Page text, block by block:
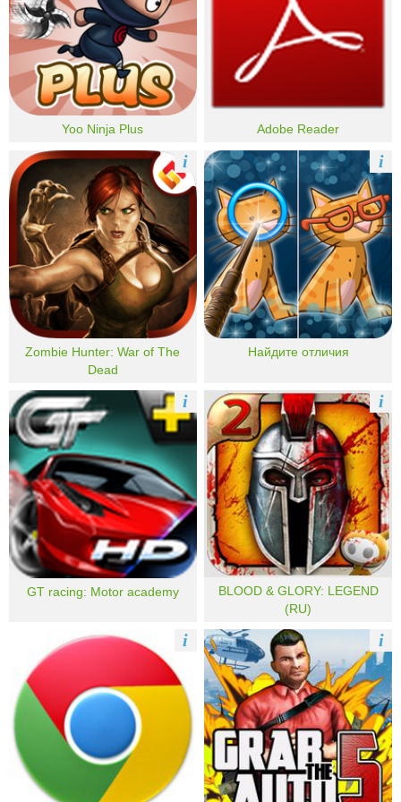
Yoo Ninja Plus Adobe Reader
Zombie Hunter: War of The
Dead
i
Найдите отличия
i
GT racing: Motor academy
i
BLOOD & GLORY: LEGEND
(RU)
i
i i